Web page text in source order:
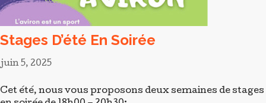
Deux Formules :
3 Soirées
Adultes 70 €